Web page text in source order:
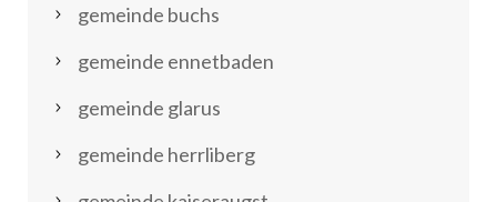
gemeinde buchs
gemeinde ennetbaden
gemeinde glarus
gemeinde herrliberg